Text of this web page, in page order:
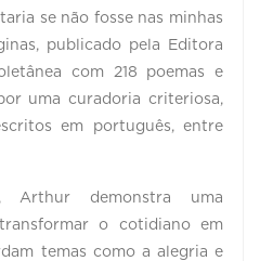
se não fosse nas minhas
publicado pela Editora
com 218 poemas e
uma curadoria criteriosa,
em português, entre
Arthur demonstra uma
o cotidiano em
temas como a alegria e